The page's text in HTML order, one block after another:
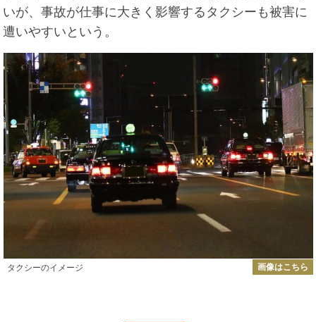
いが、事故が仕事に大きく影響するタクシーも被害に
遭いやすいという。
タクシーのイメージ 画像はこちら